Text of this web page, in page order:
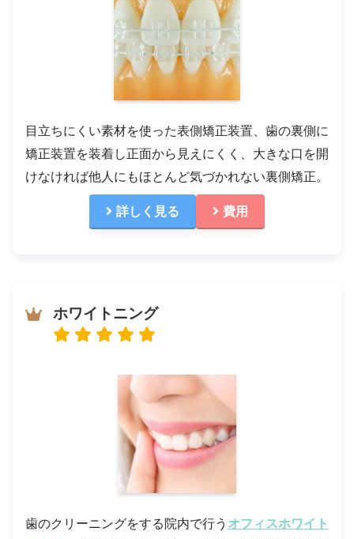
目立ちにくい素材を使った表側矯正装置、歯の裏側に
矯正装置を装着し正面から見えにくく、大きな口を開
けなければ他人にもほとんど気づかれない裏側矯正。
詳しく見る 費用
ホワイトニング
歯のクリーニングをする院内で行う オフィスホワイト